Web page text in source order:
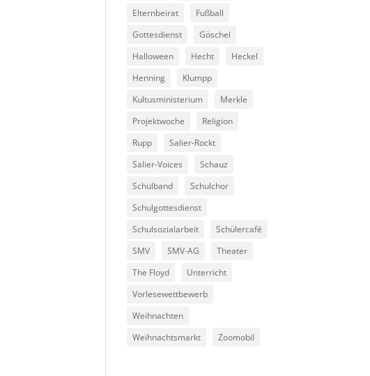
Elternbeirat
Fußball
Gottesdienst
Göschel
Halloween
Hecht
Heckel
Henning
Klumpp
Kultusministerium
Merkle
Projektwoche
Religion
Rupp
Salier-Rockt
Salier-Voices
Schauz
Schulband
Schulchor
Schulgottesdienst
Schulsozialarbeit
Schülercafé
SMV
SMV-AG
Theater
The Floyd
Unterricht
Vorlesewettbewerb
Weihnachten
Weihnachtsmarkt
Zoomobil